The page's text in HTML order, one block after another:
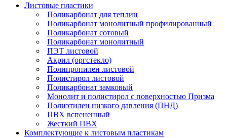
Листовые пластики
Поликарбонат для теплиц
Поликарбонат монолитный профилированный
Поликарбонат сотовый
Поликарбонат монолитный
ПЭТ листовой
Акрил (оргстекло)
Полипропилен листовой
Полистирол листовой
Поликарбонат замковый
Монолит и полистирол с поверхностью Призма
Полиэтилен низкого давления (ПНД)
ПВХ вспененный
Жесткий ПВХ
Комплектующие к листовым пластикам